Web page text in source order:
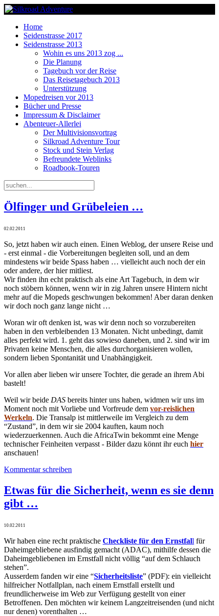
Home
Seidenstrasse 2017
Seidenstrasse 2013
Wohin es uns 2013 zog ...
Die Planung
Tagebuch vor der Reise
Das Reisetagebuch 2013
Unterstützung
Mopedreisen vor 2013
Bücher und Presse
Impressum & Disclaimer
Abenteuer-Allerlei
Der Multivisionsvortrag
Silkroad Adventure Tour
Stock und Stein Verlag
Befreundete Weblinks
Roadbook-Touren
Ölfinger und Grübeleien …
02.02.2011
So, jetzt haben wir auch einen. Einen Weblog, der unsere Reise und
- erst einmal - die Vorbereitungen begleiten soll, und an dem
mindestens wir beide Spass haben … vielleicht auch noch der ein
oder andere, der hier mitliest.
Wir finden ihn echt praktisch als eine Art Tagebuch, in dem wir
noch stöbern können, wenn wir in zig Jahren unsere Hintern nicht
mehr auf die Mopeds geschwungen bekommen! Aber daran denken
wir doch noch ganz lange nicht …
Woran wir oft denken ist, was wir denn noch so vorzubereiten
haben in den verbleibenden 13 Monaten. Nicht unbedingt, damit
alles perfekt wird. 1. geht das sowieso daneben, und 2. sind wir im
Privaten keine Menschen, die alles durchorganisieren wollen,
sondern lieben Spontanität und Unabhängigkeit.
Vor allen aber lieben wir unsere Tochter, die gerade an ihrem Abi
bastelt!
Weil wir beide DAS bereits hinter uns haben, widmen wir uns im
Moment noch mit Vorliebe und Vorfreude dem vor-reislichen
Werkeln. Die Transalp ist mittlerweile im Vergleich zu dem
“Zustand”, in dem wir sie 2004 kauften, kaum noch
wiederzuerkennen. Auch die AfricaTwin bekommt eine Menge
technischer Feinheiten verpasst - Bilder dazu könnt ihr euch hier
anschauen!
Kommentar schreiben
Etwas für die Sicherheit, wenn es sie denn
gibt …
10.02.2011
Wir haben eine recht praktische Checkliste für den Ernstfall für
Daheimgebliebene ausfindig gemacht (ADAC), mithilfe dessen die
Daheimgebliebenen im Ernstfall nicht völlig “auf dem Schlauch
stehen”.
Ausserdem fanden wir eine “Sicherheitsliste” (PDF): ein vielleicht
hilfreicher Notfallplan, nach einem Ernstfall erstellt und
freundlicherweise im Web zur Verfügung gestellt von einer
Betroffenen. Den möchten wir keinem Langzeitreisenden (und nicht
nur denen) vorenthalten …